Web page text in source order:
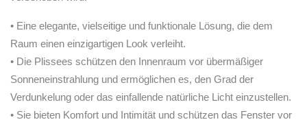
• Eine elegante, vielseitige und funktionale Lösung, die dem
Raum einen einzigartigen Look verleiht.
• Die Plissees schützen den Innenraum vor übermäßiger
Sonneneinstrahlung und ermöglichen es, den Grad der
Verdunkelung oder das einfallende natürliche Licht einzustellen.
• Sie bieten Komfort und Intimität und schützen das Fenster vor